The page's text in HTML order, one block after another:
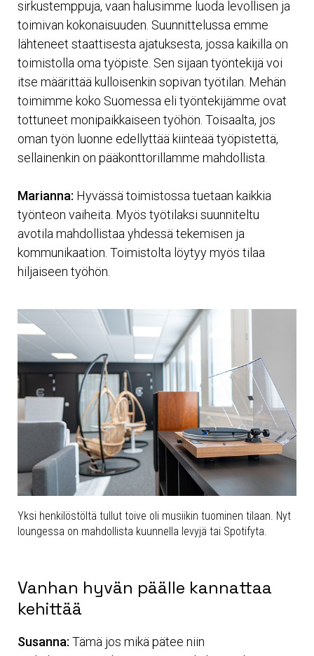
sirkustemppuja, vaan halusimme luoda levollisen ja
toimivan kokonaisuuden. Suunnittelussa emme
lähteneet staattisesta ajatuksesta, jossa kaikilla on
toimistolla oma työpiste. Sen sijaan työntekijä voi
itse määrittää kulloisenkin sopivan työtilan. Mehän
toimimme koko Suomessa eli työntekijämme ovat
tottuneet monipaikkaiseen työhön. Toisaalta, jos
oman työn luonne edellyttää kiinteää työpistettä,
sellainenkin on pääkonttorillamme mahdollista.
Marianna: Hyvässä toimistossa tuetaan kaikkia
työnteon vaiheita. Myös työtilaksi suunniteltu
avotila mahdollistaa yhdessä tekemisen ja
kommunikaation. Toimistolta löytyy myös tilaa
hiljaiseen työhön.
Yksi henkilöstöltä tullut toive oli musiikin tuominen tilaan. Nyt
loungessa on mahdollista kuunnella levyjä tai Spotifyta.
Vanhan hyvän päälle kannattaa
kehittää
Susanna: Tämä jos mikä pätee niin